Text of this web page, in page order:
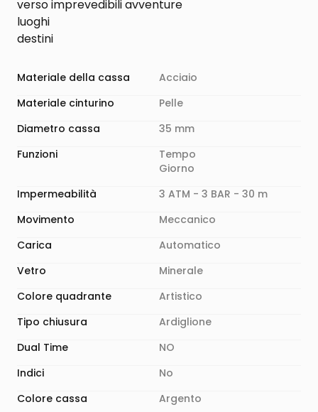
verso imprevedibili avventure
luoghi
destini
Materiale della cassa
Acciaio
Materiale cinturino
Pelle
Diametro cassa
35 mm
Funzioni
Tempo
Giorno
Impermeabilità
3 ATM - 3 BAR - 30 m
Movimento
Meccanico
Carica
Automatico
Vetro
Minerale
Colore quadrante
Artistico
Tipo chiusura
Ardiglione
Dual Time
NO
Indici
No
Colore cassa
Argento